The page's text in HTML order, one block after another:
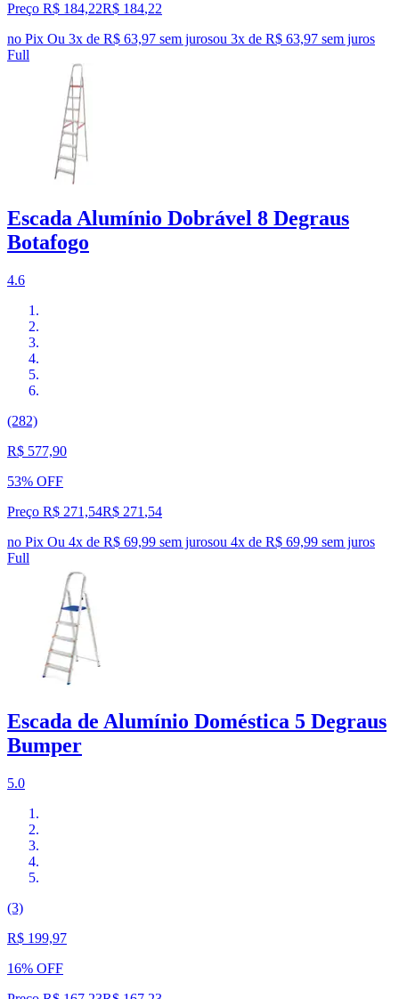
Preço R$ 184,22R$ 184,22
no Pix Ou 3x de R$ 63,97 sem jurosou 3x de R$ 63,97 sem juros
Full
Escada Alumínio Dobrável 8 Degraus
Botafogo
4.6
(282)
R$ 577,90
53% OFF
Preço R$ 271,54R$ 271 ,54
no Pix Ou 4x de R$ 69,99 sem jurosou 4x de R$ 69,99 sem juros
Full
Escada de Alumínio Doméstica 5 Degraus
Bumper
5.0
(3)
R$ 199,97
16% OFF